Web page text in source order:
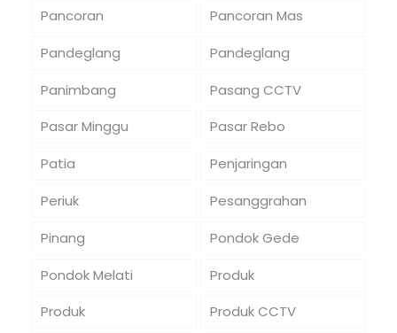
Pancoran
Pancoran Mas
Pandeglang
Pandeglang
Panimbang
Pasang CCTV
Pasar Minggu
Pasar Rebo
Patia
Penjaringan
Periuk
Pesanggrahan
Pinang
Pondok Gede
Pondok Melati
Produk
Produk
Produk CCTV